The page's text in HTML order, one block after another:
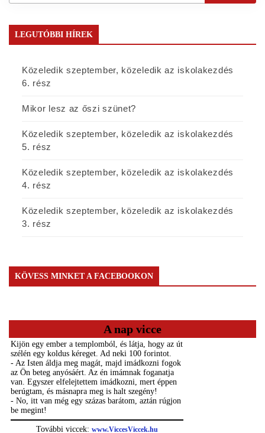
LEGUTÓBBI HÍREK
Közeledik szeptember, közeledik az iskolakezdés
6. rész
Mikor lesz az őszi szünet?
Közeledik szeptember, közeledik az iskolakezdés
5. rész
Közeledik szeptember, közeledik az iskolakezdés
4. rész
Közeledik szeptember, közeledik az iskolakezdés
3. rész
KÖVESS MINKET A FACEBOOKON
A nap vicce